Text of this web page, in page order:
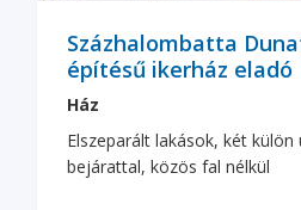
Százhalombatta
építésű ikerház eladó
Ház
Elszeparált lakások, két
bejárattal, közös fal nélkül